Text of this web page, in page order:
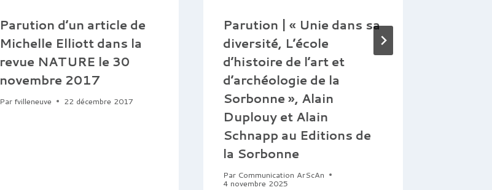
Parution d’un article de
Michelle Elliott dans la
revue NATURE le 30
novembre 2017
Par fvilleneuve 22 décembre 2017
Parution | « Unie dans sa
diversité, L’école
d’histoire de l’art et
d’archéologie de la
Sorbonne », Alain
Duplouy et Alain
Schnapp au Editions de
la Sorbonne
Par Communication ArScAn
4 novembre 2025